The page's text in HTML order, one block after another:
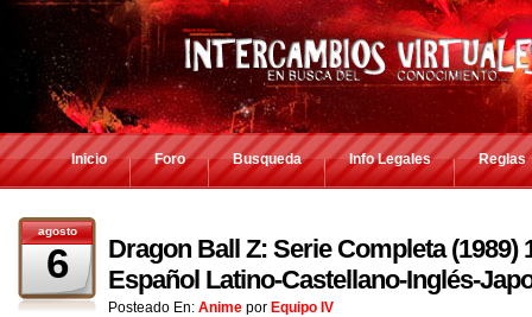
Inicio Foro Busqueda Info Legales Reglas
agosto
6
Dragon Ball Z: Serie Completa (1989)
Español Latino-Castellano-Inglés-
Posteado En: Anime por Equipo IV